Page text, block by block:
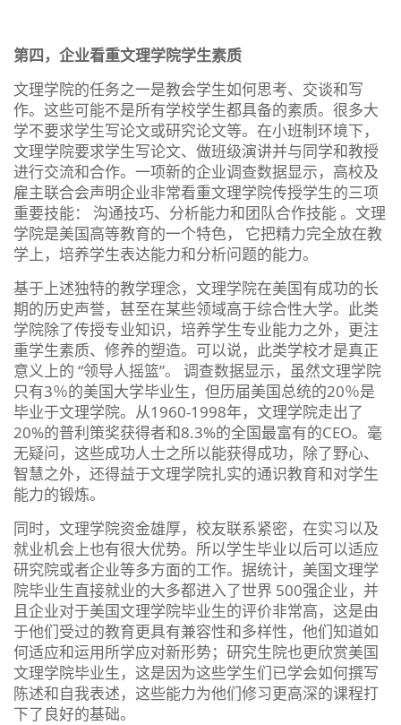
第四，企业看重文理学院学生素质
文理学院的任务之一是教会学生如何思考、交谈和写
作。这些可能不是所有学校学生都具备的素质。很多大
学不要求学生写论文或研究论文等。在小班制环境下，
文理学院要求学生写论文、做班级演讲并与同学和教授
进行交流和合作。一项新的企业调查数据显示，高校及
雇主联合会声明企业非常看重文理学院传授学生的三项
重要技能： 沟通技巧、分析能力和团队合作技能 。文理
学院是美国高等教育的一个特色， 它把精力完全放在教
学上，培养学生表达能力和分析问题的能力。
基于上述独特的教学理念，文理学院在美国有成功的长
期的历史声誉，甚至在某些领域高于综合性大学。此类
学院除了传授专业知识，培养学生专业能力之外，更注
重学生素质、修养的塑造。可以说，此类学校才是真正
意义上的 “领导人摇篮”。 调查数据显示，虽然文理学院
只有3％的美国大学毕业生，但历届美国总统的20％是
毕业于文理学院。从1960-1998年，文理学院走出了
20%的普利策奖获得者和8.3%的全国最富有的CEO。毫
无疑问，这些成功人士之所以能获得成功，除了野心、
智慧之外，还得益于文理学院扎实的通识教育和对学生
能力的锻炼。
同时，文理学院资金雄厚，校友联系紧密，在实习以及
就业机会上也有很大优势。所以学生毕业以后可以适应
研究院或者企业等多方面的工作。据统计，美国文理学
院毕业生直接就业的大多都进入了世界 500强企业，并
且企业对于美国文理学院毕业生的评价非常高，这是由
于他们受过的教育更具有兼容性和多样性，他们知道如
何适应和运用所学应对新形势；研究生院也更欣赏美国
文理学院毕业生，这是因为这些学生们已学会如何撰写
陈述和自我表述，这些能力为他们修习更高深的课程打
下了良好的基础。